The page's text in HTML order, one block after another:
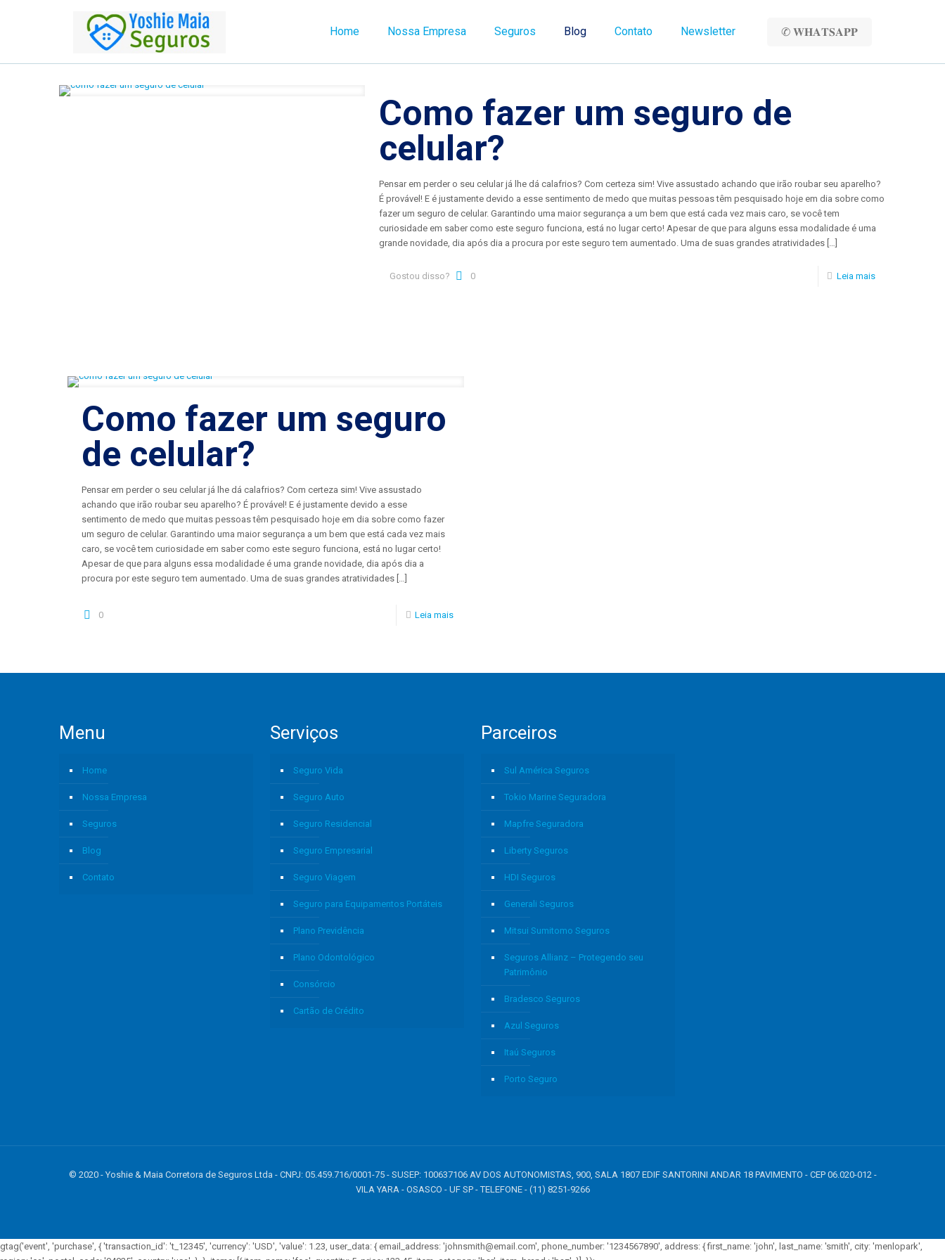
Home Nossa Empresa Seguros Blog Contato Newsletter ✆ 𝐖𝐇𝐀𝐓𝐒𝐀𝐏𝐏
Como fazer um seguro de
celular?
Pensar em perder o seu celular já lhe dá calafrios? Com certeza sim! Vive assustado achando que irão roubar seu aparelho?
É provável! E é justamente devido a esse sentimento de medo que muitas pessoas têm pesquisado hoje em dia sobre como
fazer um seguro de celular. Garantindo uma maior segurança a um bem que está cada vez mais caro, se você tem
curiosidade em saber como este seguro funciona, está no lugar certo! Apesar de que para alguns essa modalidade é uma
grande novidade, dia após dia a procura por este seguro tem aumentado. Uma de suas grandes atratividades […]
Gostou disso? 0 Leia mais
Como fazer um seguro
de celular?
Pensar em perder o seu celular já lhe dá calafrios? Com certeza sim! Vive assustado
achando que irão roubar seu aparelho? É provável! E é justamente devido a esse
sentimento de medo que muitas pessoas têm pesquisado hoje em dia sobre como fazer
um seguro de celular. Garantindo uma maior segurança a um bem que está cada vez mais
caro, se você tem curiosidade em saber como este seguro funciona, está no lugar certo!
Apesar de que para alguns essa modalidade é uma grande novidade, dia após dia a
procura por este seguro tem aumentado. Uma de suas grandes atratividades[…]
0 Leia mais
Menu
Home
Nossa Empresa
Seguros
Blog
Contato
Serviços
Seguro Vida
Seguro Auto
Seguro Residencial
Seguro Empresarial
Seguro Viagem
Seguro para Equipamentos Portáteis
Plano Previdência
Plano Odontológico
Consórcio
Cartão de Crédito
Parceiros
Sul América Seguros
Tokio Marine Seguradora
Mapfre Seguradora
Liberty Seguros
HDI Seguros
Generali Seguros
Mitsui Sumitomo Seguros
Seguros Allianz – Protegendo seu
Patrimônio
Bradesco Seguros
Azul Seguros
Itaú Seguros
Porto Seguro
© 2020 - Yoshie & Maia Corretora de Seguros Ltda - CNPJ: 05.459.716/0001-75 - SUSEP: 100637106 AV DOS AUTONOMISTAS, 900, SALA 1807 EDIF SANTORINI ANDAR 18 PAVIMENTO - CEP 06.020-012 -
VILA YARA - OSASCO - UF SP - TELEFONE - (11) 8251-9266
gtag('event', 'purchase', { 'transaction_id': 't_12345', 'currency': 'USD', 'value': 1.23, user_data: { email_address: 'johnsmith@email.com', phone_number: '1234567890', address: { first_name: 'john', last_name: 'smith', city: 'menlopark',